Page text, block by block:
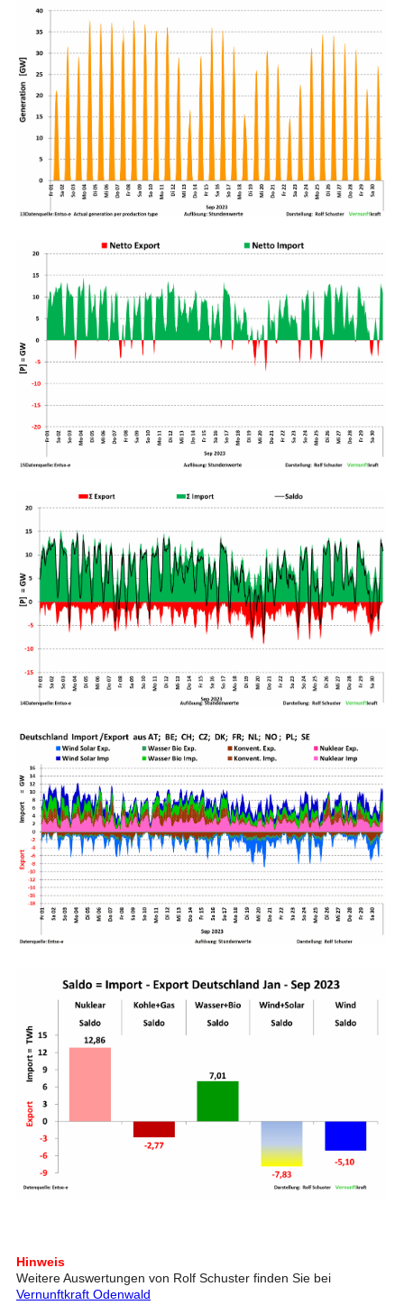
Hinweis
Weitere Auswertungen von Rolf Schuster finden Sie bei
Vernunftkraft Odenwald